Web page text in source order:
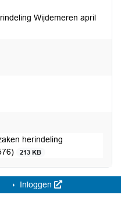
Wijdemeren april
herindeling
213 KB
Inloggen